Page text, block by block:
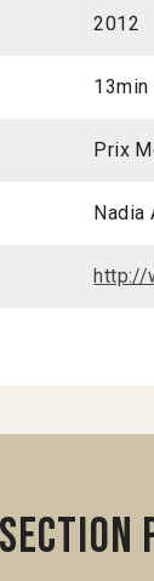
2012
13min
Prix
Nadia
http://